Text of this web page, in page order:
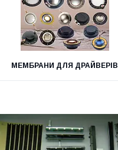
МЕМБРАНИ ДЛЯ ДРАЙВЕРІВ